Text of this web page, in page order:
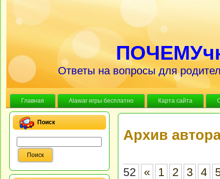
Ответы на вопросы для
Главная Alawar игры бесплатно Карта сайта
Поиск
Архив
52 « 1 2 3 4